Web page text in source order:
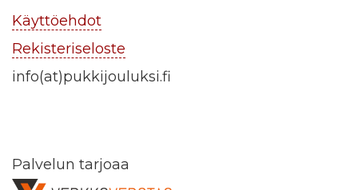
Käyttöehdot
Rekisteriseloste
info(at)pukkijouluksi.fi
Palvelun tarjoaa